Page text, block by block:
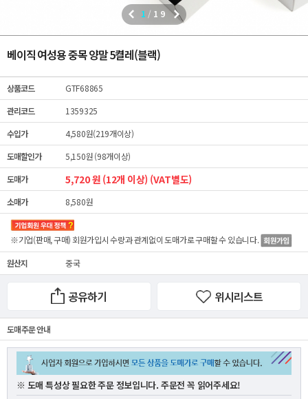
1 / 19
베이직 여성용 중목 양말 5켤레(블랙)
상품코드
GTF68865
관리코드
1359325
수입가
4,580원(219개이상)
도매할인가
5,150원 (98개이상)
도매가
5,720 원 (12개 이상) (VAT별도)
소매가 8,580원
※기업(판매, 구매) 회원가입시 수량과 관계없이도매가로 구매할 수 있습니다.
원산지 중국
공유하기 위시리스트
도매 주문 안내
※ 도매 특성상 필요한 주문 정보입니다. 주문전 꼭 읽어주세요!